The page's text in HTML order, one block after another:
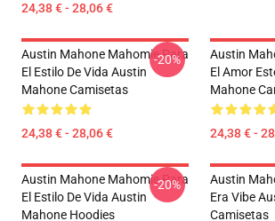
24,38 € - 28,06 €
Austin Mahone Mahomie Para
El Estilo De Vida Austin
Mahone Camisetas
24,38 € - 28,06 €
-20%
Austin
El Amor
Mahone
24,38 € -
Austin Mahone Mahomie Para
El Estilo De Vida Austin
Mahone Hoodies
-20%
Austin
Era Vibe
Camisetas